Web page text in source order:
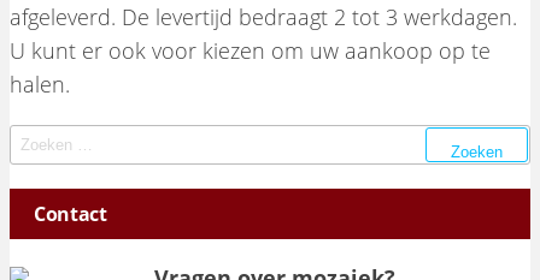
afgeleverd. De levertijd bedraagt 2 tot 3 werkdagen.
U kunt er ook voor kiezen om uw aankoop op te
halen.
Zoeken naar:
Contact